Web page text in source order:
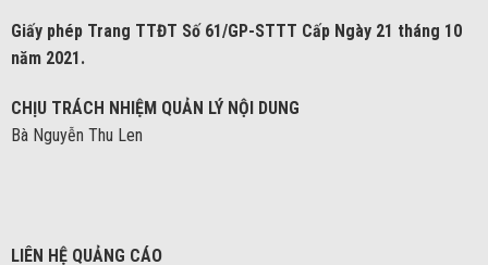
Giấy phép Trang TTĐT Số 61/GP-STTT Cấp Ngày 21 tháng 10
năm 2021.
CHỊU TRÁCH NHIỆM QUẢN LÝ NỘI DUNG
Bà Nguyễn Thu Len
LIÊN HỆ QUẢNG CÁO